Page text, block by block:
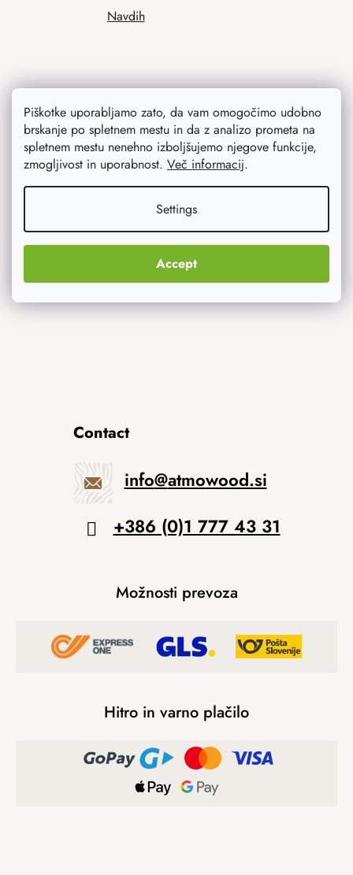
Piškotke uporabljamo zato, da vam omogočimo udobno
brskanje po spletnem mestu in da z analizo prometa na
spletnem mestu nenehno izboljšujemo njegove funkcije,
zmogljivost in uporabnost. Več informacij.
Settings
Accept
Navdih
Kaj vas najbolj zanima
Izvirna darila
Contact
info@atmowood.si
+386 (0)1 777 43 31
Možnosti prevoza
Hitro in varno plačilo